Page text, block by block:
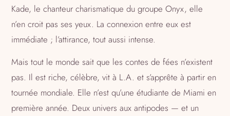
Kade, le chanteur charismatique du groupe Onyx, elle
n’en croit pas ses yeux. La connexion entre eux est
immédiate ; l’attirance, tout aussi intense.
Mais tout le monde sait que les contes de fées n’existent
pas. Il est riche, célèbre, vit à L.A. et s’apprête à partir en
tournée mondiale. Elle n’est qu’une étudiante de Miami en
première année. Deux univers aux antipodes — et un